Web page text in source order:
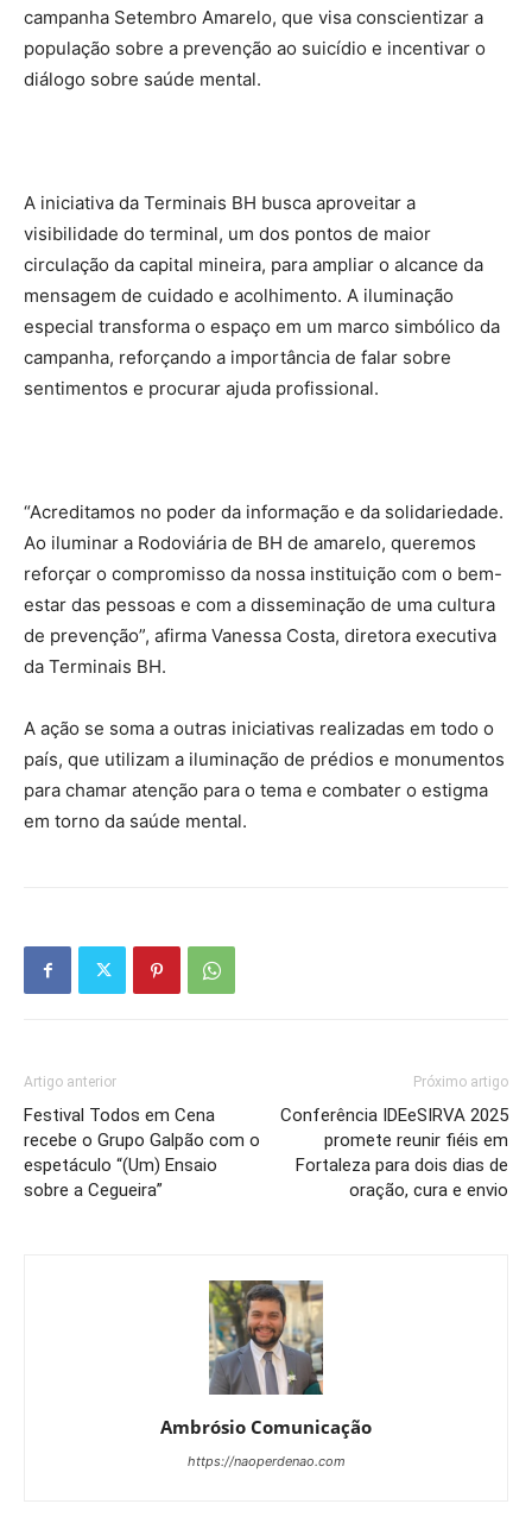
campanha Setembro Amarelo, que visa conscientizar a
população sobre a prevenção ao suicídio e incentivar o
diálogo sobre saúde mental.
A iniciativa da Terminais BH busca aproveitar a
visibilidade do terminal, um dos pontos de maior
circulação da capital mineira, para ampliar o alcance da
mensagem de cuidado e acolhimento. A iluminação
especial transforma o espaço em um marco simbólico da
campanha, reforçando a importância de falar sobre
sentimentos e procurar ajuda profissional.
“Acreditamos no poder da informação e da solidariedade.
Ao iluminar a Rodoviária de BH de amarelo, queremos
reforçar o compromisso da nossa instituição com o bem-
estar das pessoas e com a disseminação de uma cultura
de prevenção”, afirma Vanessa Costa, diretora executiva
da Terminais BH.
A ação se soma a outras iniciativas realizadas em todo o
país, que utilizam a iluminação de prédios e monumentos
para chamar atenção para o tema e combater o estigma
em torno da saúde mental.
Artigo anterior
Festival Todos em Cena
recebe o Grupo Galpão com o
espetáculo “(Um) Ensaio
sobre a Cegueira”
Próximo artigo
Conferência IDEeSIRVA 2025
promete reunir fiéis em
Fortaleza para dois dias de
oração, cura e envio
Ambrósio Comunicação
https://naoperdenao.com